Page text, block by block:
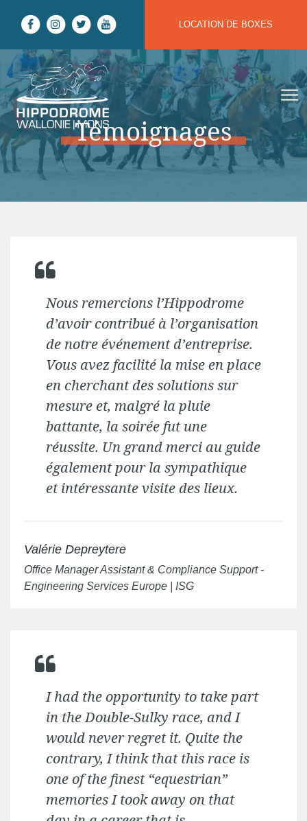
LOCATION DE BOXES
Hippodrome Wallonie | Mons
Témoignages
Nous remercions l’Hippodrome
d’avoir contribué à l’organisation
de notre événement d’entreprise.
Vous avez facilité la mise en place
en cherchant des solutions sur
mesure et, malgré la pluie
battante, la soirée fut une
réussite. Un grand merci au guide
également pour la sympathique
et intéressante visite des lieux.
Valérie Depreytere
Office Manager Assistant & Compliance Support -
Engineering Services Europe | ISG
I had the opportunity to take part
in the Double-Sulky race, and I
would never regret it. Quite the
contrary, I think that this race is
one of the finest “equestrian”
memories I took away on that